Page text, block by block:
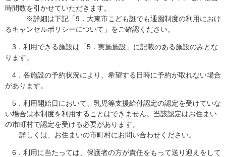
時間数を引かせていただきます。
※詳細は下記「9．大東市こども誰でも通園制度の利用におけ
るキャンセルポリシーについて」をご確認ください。
3．利用できる施設は「5．実施施設」に記載のある施設のみとな
ります。
4．各施設の予約状況により、希望する日時に予約が取れない場合
があります。
5．利用開始日において、乳児等支援給付認定の認定を受けていな
い場合は本制度を利用することはできません。当該認定はお住まい
の市町村で認定を受ける必要があります。
詳しくは、お住まいの市町村にお問い合わせください。
6．利用に当たっては、保護者の方が責任をもって送り迎えをして